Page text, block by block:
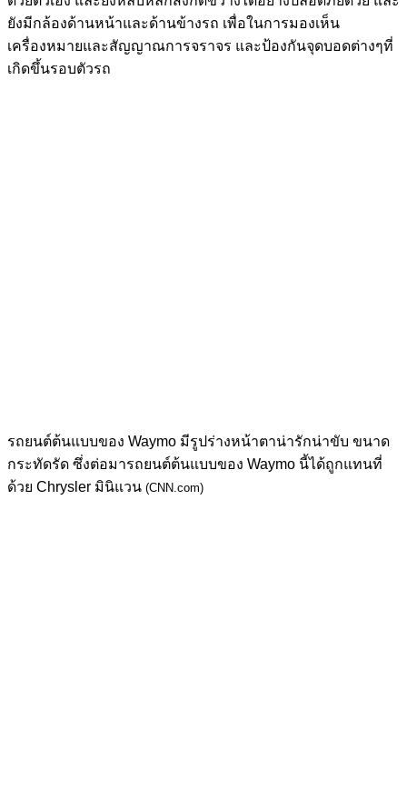
ยังมีกล้องด้านหน้าและด้านข้างรถ เพื่อในการมองเห็น
เครื่องหมายและสัญญาณการจราจร และป้องกันจุดบอดต่างๆที่
เกิดขึ้นรอบตัวรถ
รถยนต์ต้นแบบของ Waymo มีรูปร่างหน้าตาน่ารักน่าขับ ขนาด
กระทัดรัด ซึ่งต่อมารถยนต์ต้นแบบของ Waymo นี้ได้ถูกแทนที่
ด้วย Chrysler มินิแวน (CNN.com)